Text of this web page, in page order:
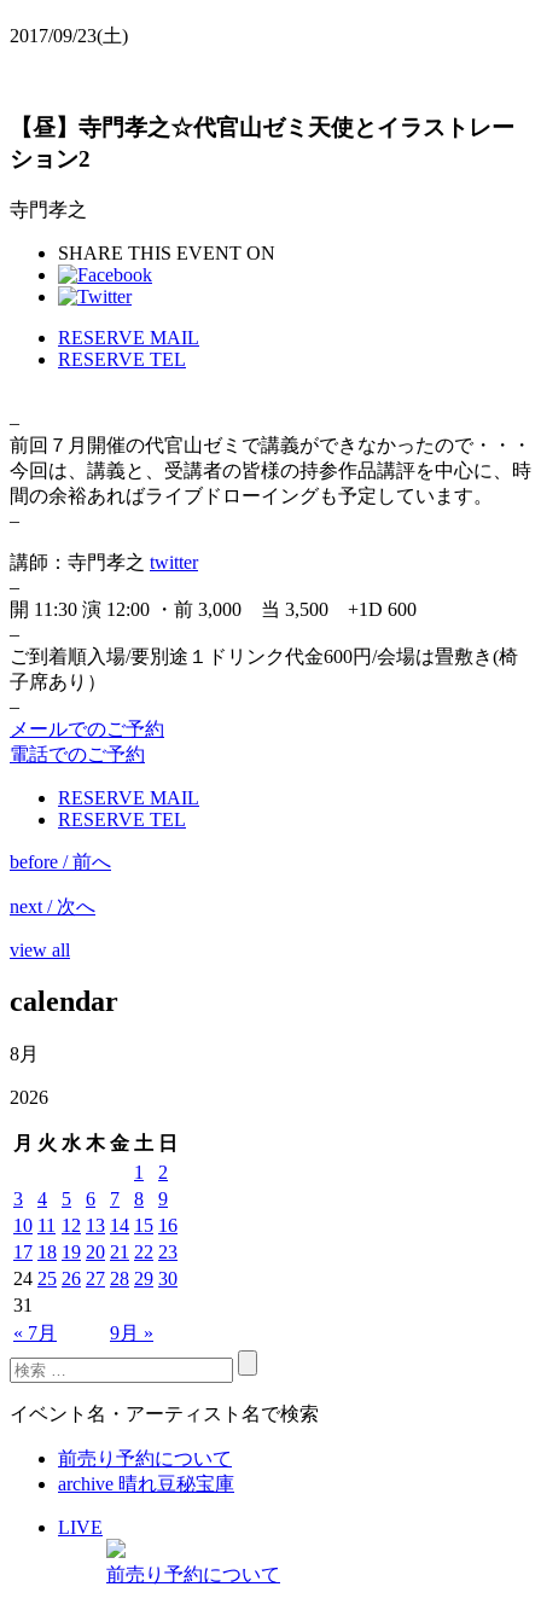
2017/09/23(土)
【昼】寺門孝之☆代官山ゼミ天使とイラストレー
ション2
寺門孝之
SHARE THIS EVENT ON
RESERVE MAIL
RESERVE TEL
–
前回７月開催の代官山ゼミで講義ができなかったので・・・
今回は、講義と、受講者の皆様の持参作品講評を中心に、時
間の余裕あればライブドローイングも予定しています。
–
講師：寺門孝之 twitter
–
開 11:30 演 12:00 ・前 3,000 当 3,500 +1D 600
–
ご到着順入場/要別途１ドリンク代金600円/会場は畳敷き(椅
子席あり）
–
メールでのご予約
電話でのご予約
RESERVE MAIL
RESERVE TEL
before / 前へ
next / 次へ
view all
calendar
8月
2026
月 火 水 木 金 土 日
« 7月 9月 »
1
2
3
4 5 6 7 8
9
10 11 12 13 14 15 16
17 18 19 20 21 22 23
24 25 26 27 28 29 30
31
イベント名・アーティスト名で検索
前売り予約について
archive 晴れ豆秘宝庫
LIVE
前売り予約について